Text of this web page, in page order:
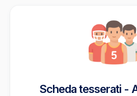
Scheda tesserati -